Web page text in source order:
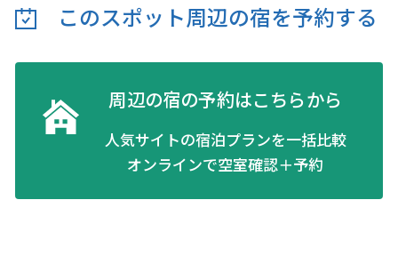
このスポット周辺の宿を予約する
周辺の宿の予約はこちらから
人気サイトの宿泊プランを一括比較
オンラインで空室確認＋予約